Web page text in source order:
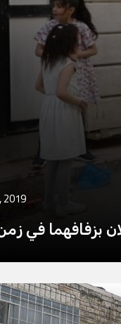
2019
في زمن